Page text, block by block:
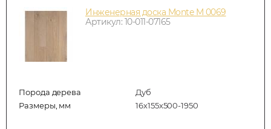
Инженерная доска Monte M 0069
Артикул: 10-011-07165
Порода дерева
Дуб
Размеры, мм
16х155х500-1950